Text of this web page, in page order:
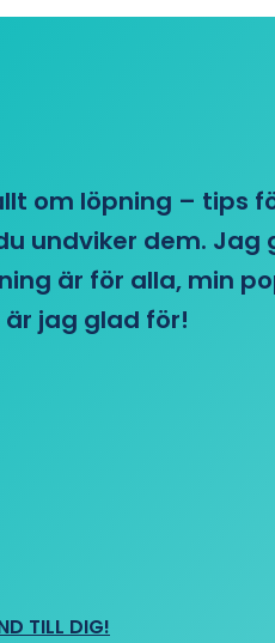
om löpning – tips
undviker dem.
är för alla, min
jag glad för!
TILL DIG!